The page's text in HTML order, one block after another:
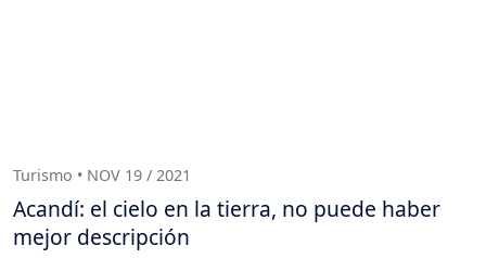
Turismo • NOV 19 / 2021
Acandí: el cielo en la tierra, no puede haber
mejor descripción